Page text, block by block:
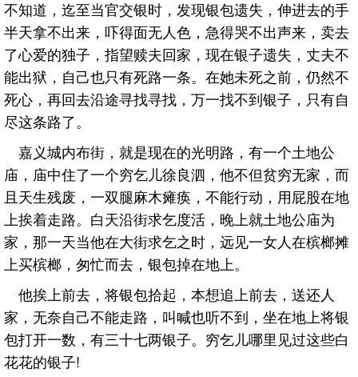
不知道，迄至当官交银时，发现银包遗失，伸进去的手
半天拿不出来，吓得面无人色，急得哭不出声来，卖去
了心爱的独子，指望赎夫回家，现在银子遗失，丈夫不
能出狱，自己也只有死路一条。在她未死之前，仍然不
死心，再回去沿途寻找寻找，万一找不到银子，只有自
尽这条路了。
嘉义城内布街，就是现在的光明路，有一个土地公
庙，庙中住了一个穷乞儿徐良泗，他不但贫穷无家，而
且天生残废，一双腿麻木瘫痪，不能行动，用屁股在地
上挨着走路。白天沿街求乞度活，晚上就土地公庙为
家，那一天当他在大街求乞之时，远见一女人在槟榔摊
上买槟榔，匆忙而去，银包掉在地上。
他挨上前去，将银包拾起，本想追上前去，送还人
家，无奈自己不能走路，叫喊也听不到，坐在地上将银
包打开一数，有三十七两银子。穷乞儿哪里见过这些白
花花的银子!